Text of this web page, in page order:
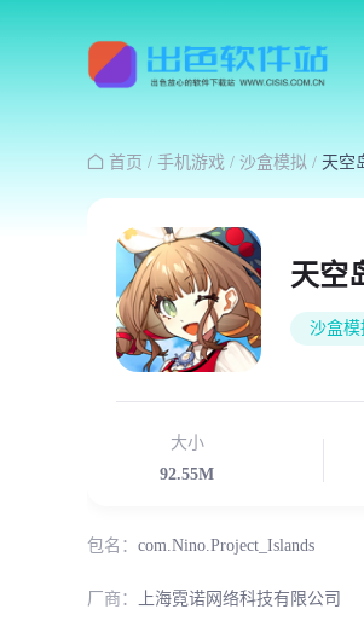
 首页 / 手机游戏 / 沙盒模拟 / 天空
天空
沙盒模
大小
92.55M
包名： com.Nino.Project_Islands
厂商： 上海霓诺网络科技有限公司